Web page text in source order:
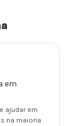
em
ajudar em
na maioria